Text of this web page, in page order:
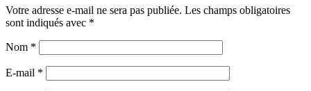
Votre adresse e-mail ne sera pas publiée. Les champs obligatoires
sont indiqués avec *
Nom *
E-mail *